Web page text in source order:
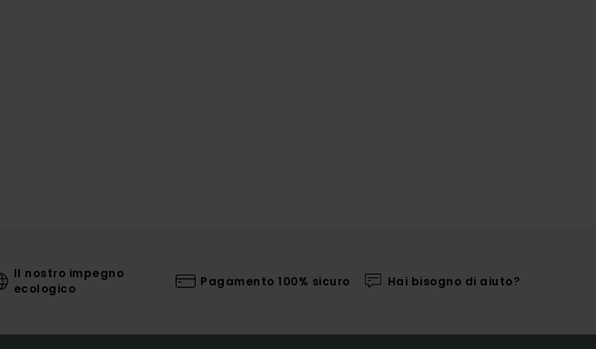
Il nostro impegno
ecologico
Pagamento 100% sicuro Hai bisogno di aiuto?